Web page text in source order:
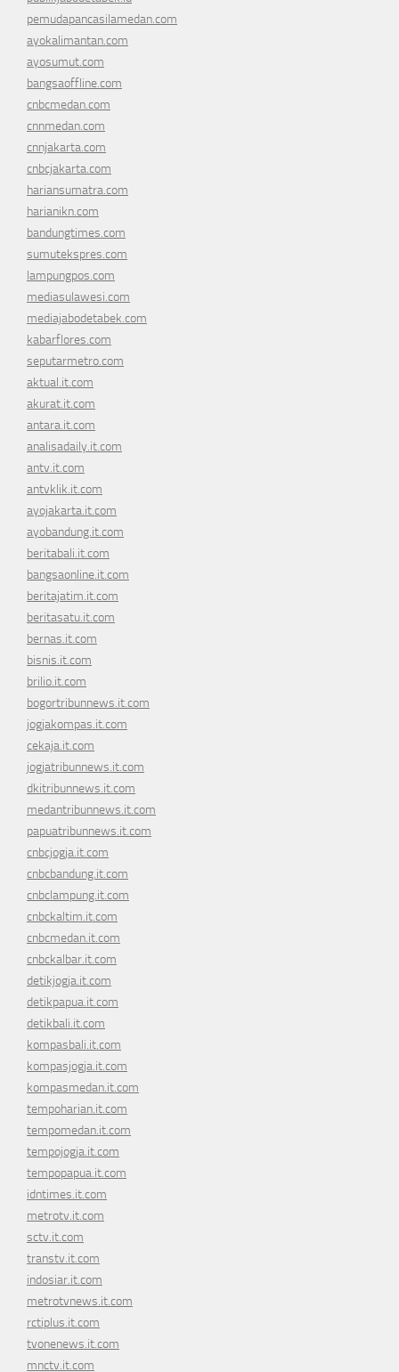
pemudapancasilamedan.com
ayokalimantan.com
ayosumut.com
bangsaoffline.com
cnbcmedan.com
cnnmedan.com
cnnjakarta.com
cnbcjakarta.com
hariansumatra.com
harianikn.com
bandungtimes.com
sumutekspres.com
lampungpos.com
mediasulawesi.com
mediajabodetabek.com
kabarflores.com
seputarmetro.com
aktual.it.com
akurat.it.com
antara.it.com
analisadaily.it.com
antv.it.com
antvklik.it.com
ayojakarta.it.com
ayobandung.it.com
beritabali.it.com
bangsaonline.it.com
beritajatim.it.com
beritasatu.it.com
bernas.it.com
bisnis.it.com
brilio.it.com
bogortribunnews.it.com
jogjakompas.it.com
cekaja.it.com
jogjatribunnews.it.com
dkitribunnews.it.com
medantribunnews.it.com
papuatribunnews.it.com
cnbcjogja.it.com
cnbcbandung.it.com
cnbclampung.it.com
cnbckaltim.it.com
cnbcmedan.it.com
cnbckalbar.it.com
detikjogja.it.com
detikpapua.it.com
detikbali.it.com
kompasbali.it.com
kompasjogja.it.com
kompasmedan.it.com
tempoharian.it.com
tempomedan.it.com
tempojogja.it.com
tempopapua.it.com
idntimes.it.com
metrotv.it.com
sctv.it.com
transtv.it.com
indosiar.it.com
metrotvnews.it.com
rctiplus.it.com
tvonenews.it.com
mnctv.it.com